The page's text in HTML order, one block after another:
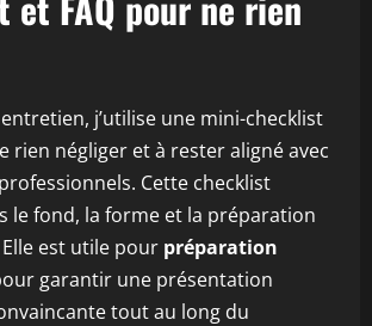
j’utilise une mini-checklist
rien négliger et à rester aligné avec
Cette checklist
le fond, la forme et la préparation
est utile pour préparation
garantir une présentation
tout au long du